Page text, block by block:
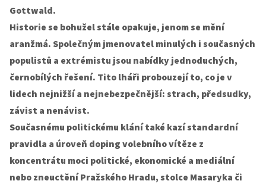
Gottwald.
Historie se bohužel stále opakuje, jenom se mění
aranžmá. Společným jmenovatel minulých i současných
populistů a extrémistu jsou nabídky jednoduchých,
černobílých řešení. Tito lháři probouzejí to, co je v
lidech nejnižší a nejnebezpečnější: strach, předsudky,
závist a nenávist.
Současnému politickému klání také kazí standardní
pravidla a úroveň doping volebního vítěze z
koncentrátu moci politické, ekonomické a mediální
nebo zneuctění Pražského Hradu, stolce Masaryka či